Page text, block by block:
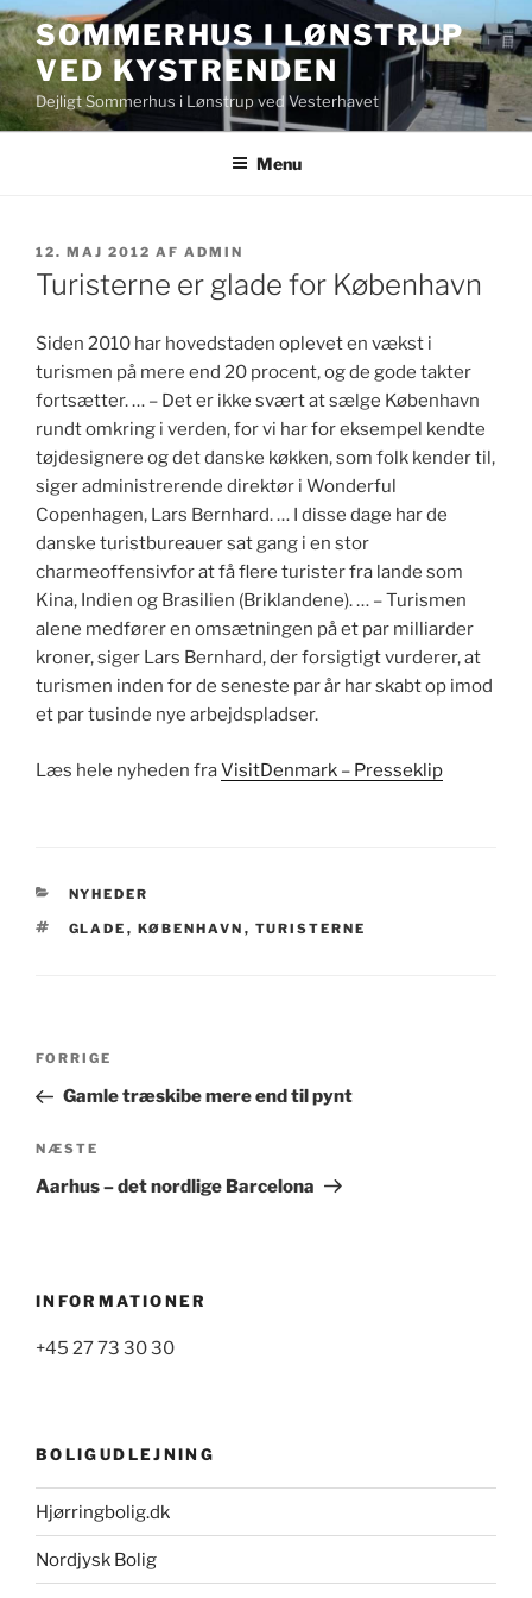
Videre
til
indhold
SOMMERHUS I LØNSTRUP
VED KYSTRENDEN
Dejligt Sommerhus i Lønstrup ved Vesterhavet
Menu
UDGIVET
DEN
12. MAJ 2012 AF ADMIN
Turisterne er glade for København
Siden 2010 har hovedstaden oplevet en vækst i
turismen på mere end 20 procent, og de gode takter
fortsætter. … – Det er ikke svært at sælge København
rundt omkring i verden, for vi har for eksempel kendte
tøjdesignere og det danske køkken, som folk kender til,
siger administrerende direktør i Wonderful
Copenhagen, Lars Bernhard. … I disse dage har de
danske turistbureauer sat gang i en stor
charmeoffensivfor at få flere turister fra lande som
Kina, Indien og Brasilien (Briklandene). … – Turismen
alene medfører en omsætningen på et par milliarder
kroner, siger Lars Bernhard, der forsigtigt vurderer, at
turismen inden for de seneste par år har skabt op imod
et par tusinde nye arbejdspladser.
Læs hele nyheden fraVisitDenmark – Presseklip
KATEGORIER
NYHEDER
TAGS
GLADE , KØBENHAVN , TURISTERNE
Indlægsnavigation
Forrige
indlæg
FORRIGE
Gamle træskibe mere end til pynt
Næste
indlæg
NÆSTE
Aarhus – det nordlige Barcelona
INFORMATIONER
+45 27 73 30 30
BOLIGUDLEJNING
Hjørringbolig.dk
Nordjysk Bolig